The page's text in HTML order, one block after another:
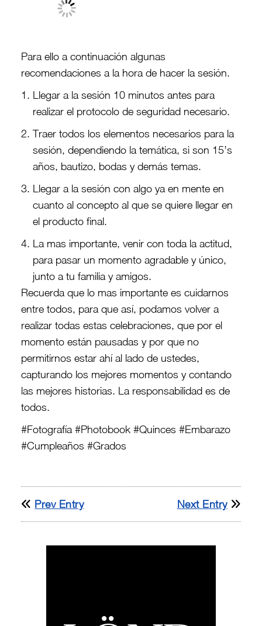
Para ello a continuación algunas
recomendaciones a la hora de hacer la sesión.
Llegar a la sesión 10 minutos antes para
realizar el protocolo de seguridad necesario.
Traer todos los elementos necesarios para la
sesión, dependiendo la temática, si son 15’s
años, bautizo, bodas y demás temas.
Llegar a la sesión con algo ya en mente en
cuanto al concepto al que se quiere llegar en
el producto final.
La mas importante, venir con toda la actitud,
para pasar un momento agradable y único,
junto a tu familia y amigos.
Recuerda que lo mas importante es cuidarnos
entre todos, para que así, podamos volver a
realizar todas estas celebraciones, que por el
momento están pausadas y por que no
permitirnos estar ahí al lado de ustedes,
capturando los mejores momentos y contando
las mejores historias. La responsabilidad es de
todos.
#Fotografía #Photobook #Quinces #Embarazo
#Cumpleaños #Grados
Prev Entry Next Entry